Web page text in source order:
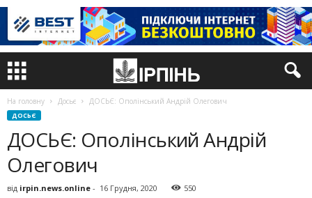
На головну Досьє ДОСЬЄ: Ополінський Андрій Олегович
ДОСЬЄ
ДОСЬЄ: Ополінський Андрій
Олегович
від irpin.news.online - 16 Грудня, 2020 550